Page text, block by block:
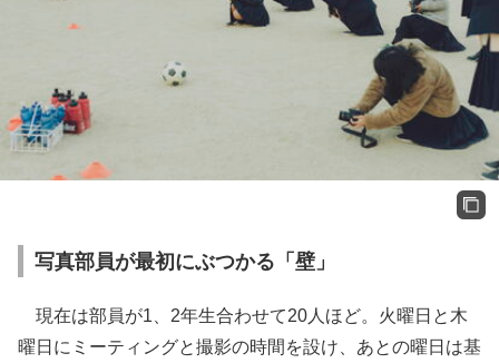
写真部員が最初にぶつかる「壁」
現在は部員が1、2年生合わせて20人ほど。火曜日と木
曜日にミーティングと撮影の時間を設け、あとの曜日は基